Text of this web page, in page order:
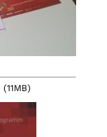
(11MB)